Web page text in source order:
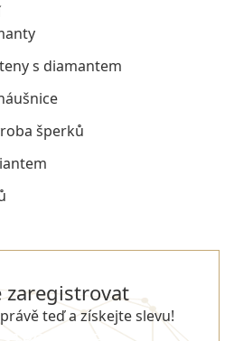
s diamantem
šperků
zaregistrovat
teď a získejte slevu!